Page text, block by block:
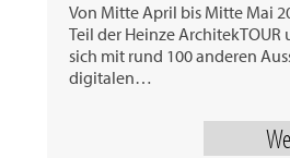
Von Mitte April bis Mitte Mai
Teil der Heinze
sich mit rund 100 anderen
digitalen…